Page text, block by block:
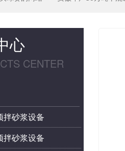
心
CENTER
拌砂浆设备
拌砂浆设备